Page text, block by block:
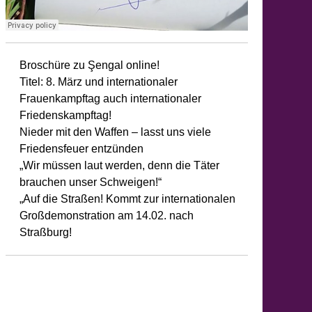
Broschüre zu Şengal online!
Titel: 8. März und internationaler
Frauenkampftag auch internationaler
Friedenskampftag!
Nieder mit den Waffen – lasst uns viele
Friedensfeuer entzünden
„Wir müssen laut werden, denn die Täter
brauchen unser Schweigen!“
„Auf die Straßen! Kommt zur internationalen
Großdemonstration am 14.02. nach
Straßburg!